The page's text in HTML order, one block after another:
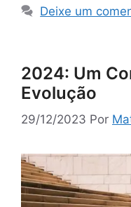
Deixe um
2024: Um
Evolução
29/12/2023 Por